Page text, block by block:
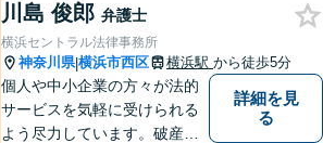
ください。「相談してよかっ
た」と思える解決を共に目指
します。
川島 俊郎 弁護士
横浜セントラル法律事務所
神奈川県|横浜市西区 横浜駅 から徒歩5分
個人や中小企業の方々が法的
サービスを気軽に受けられる
よう尽力しています。破産・
詳細を見
る